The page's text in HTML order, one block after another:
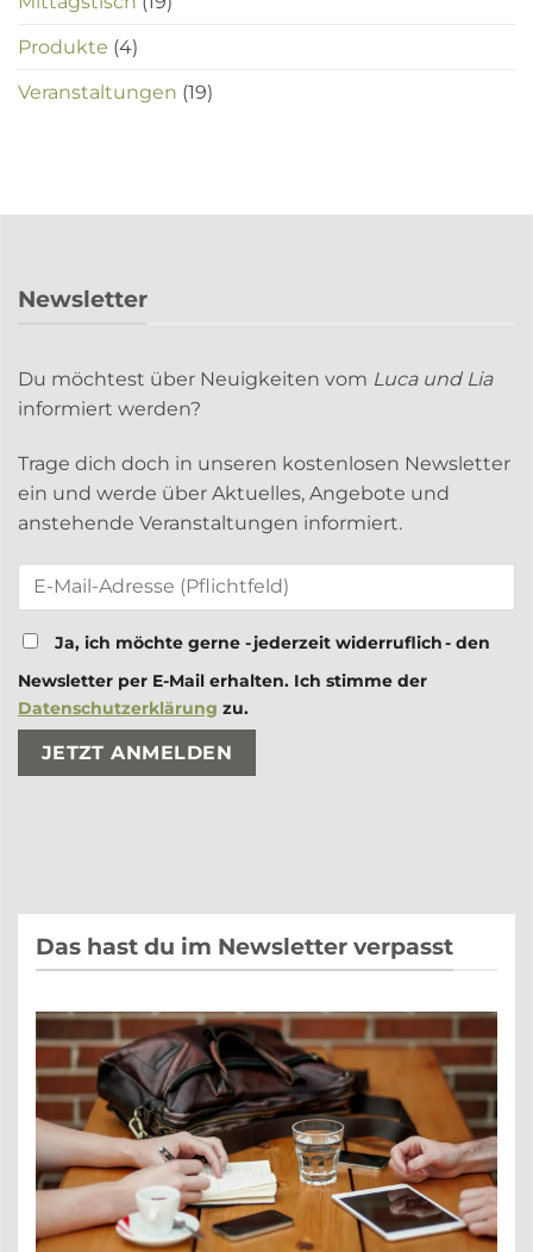
Produkte (4)
Veranstaltungen (19)
Newsletter
Du möchtest über Neuigkeiten vom Luca und Lia
informiert werden?
Trage dich doch in unseren kostenlosen Newsletter
ein und werde über Aktuelles, Angebote und
anstehende Veranstaltungen informiert.
Ja, ich möchte gerne - jederzeit widerruflich - den
Newsletter per E-Mail erhalten. Ich stimme der
Datenschutzerklärung zu.
Das hast du im Newsletter verpasst